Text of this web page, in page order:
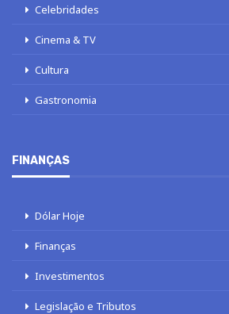
Celebridades
Cinema & TV
Cultura
Gastronomia
FINANÇAS
Dólar Hoje
Finanças
Investimentos
Legislação e Tributos